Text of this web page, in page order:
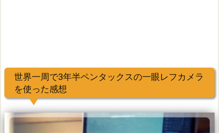
世界一周で3年半ペンタックスの一眼レフカメラ
を使った感想